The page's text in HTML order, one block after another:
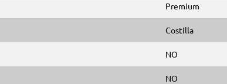
Premium
Costilla
NO
NO